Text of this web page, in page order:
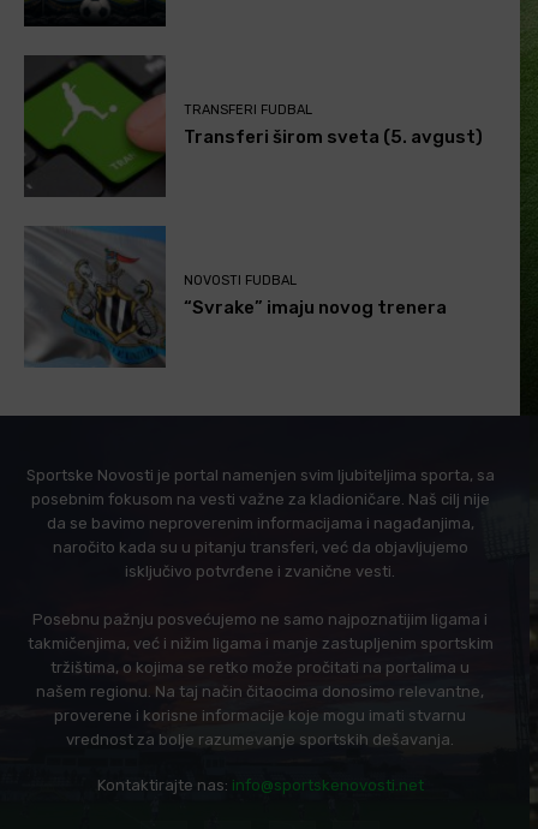
TRANSFERI FUDBAL
Transferi širom sveta (5. avgust)
NOVOSTI FUDBAL
“Svrake” imaju novog trenera
Sportske Novosti je portal namenjen svim ljubiteljima sporta, sa
posebnim fokusom na vesti važne za kladioničare. Naš cilj nije
da se bavimo neproverenim informacijama i nagađanjima,
naročito kada su u pitanju transferi, već da objavljujemo
isključivo potvrđene i zvanične vesti.
Posebnu pažnju posvećujemo ne samo najpoznatijim ligama i
takmičenjima, već i nižim ligama i manje zastupljenim sportskim
tržištima, o kojima se retko može pročitati na portalima u
našem regionu. Na taj način čitaocima donosimo relevantne,
proverene i korisne informacije koje mogu imati stvarnu
vrednost za bolje razumevanje sportskih dešavanja.
Kontaktirajte nas: info@sportskenovosti.net